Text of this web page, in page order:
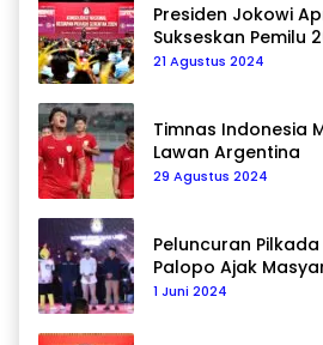
Presiden Jokowi
Sukseskan Pemilu
21 Agustus 2024
Timnas Indonesia
Lawan Argentina
29 Agustus 2024
Peluncuran Pilkada
Palopo Ajak
Pilkada Damai
1 Juni 2024